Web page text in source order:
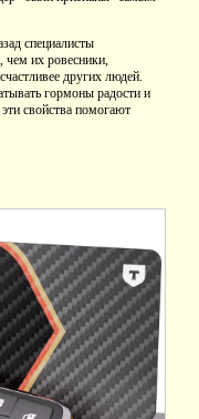
специалисты
чем их ровесники,
других людей.
гормоны радости и
свойства помогают